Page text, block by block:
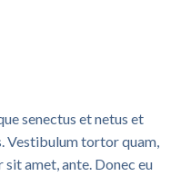
senectus et netus et
Vestibulum tortor quam,
amet, ante. Donec eu